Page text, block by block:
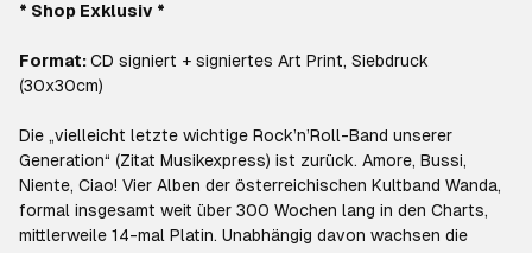
* Shop Exklusiv *
Format:CD signiert + signiertes Art Print, Siebdruck
(30x30cm)
Die „vielleicht letzte wichtige Rock’n’Roll-Band unserer
Generation“ (Zitat Musikexpress) ist zurück. Amore, Bussi,
Niente, Ciao! Vier Alben der österreichischen Kultband Wanda,
formal insgesamt weit über 300 Wochen lang in den Charts,
mittlerweile 14-mal Platin. Unabhängig davon wachsen die